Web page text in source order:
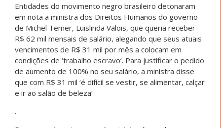
Entidades do movimento negro brasileiro detonaram
em nota a ministra dos Direitos Humanos do governo
de Michel Temer, Luislinda Valois, que queria receber
R$ 62 mil mensais de salário, alegando que seus atuais
vencimentos de R$ 31 mil por mês a colocam em
condições de ‘trabalho escravo’. Para justificar o pedido
de aumento de 100% no seu salário, a ministra disse
que com R$ 31 mil ‘é difícil se vestir, se alimentar, calçar
e ir ao salão de beleza’
.